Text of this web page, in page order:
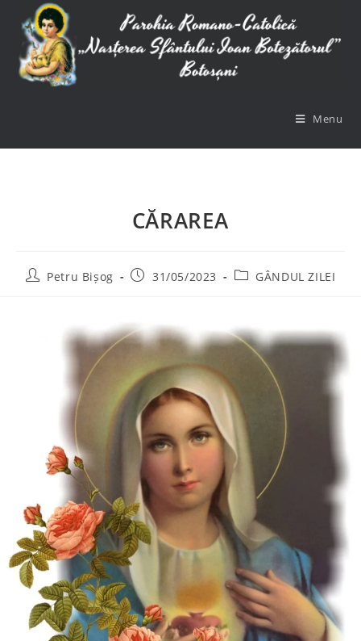
Menu
CĂRAREA
Petru Bișog 31/05/2023 GÂNDUL ZILEI